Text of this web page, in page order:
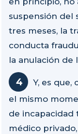
suspensión del
tres meses, la
conducta
la anulación de
Y, es que,
el mismo
de
médico